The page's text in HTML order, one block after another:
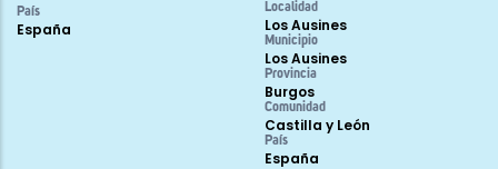
País
España
Localidad
Los Ausines
Municipio
Los Ausines
Provincia
Burgos
Comunidad
Castilla y León
País
España